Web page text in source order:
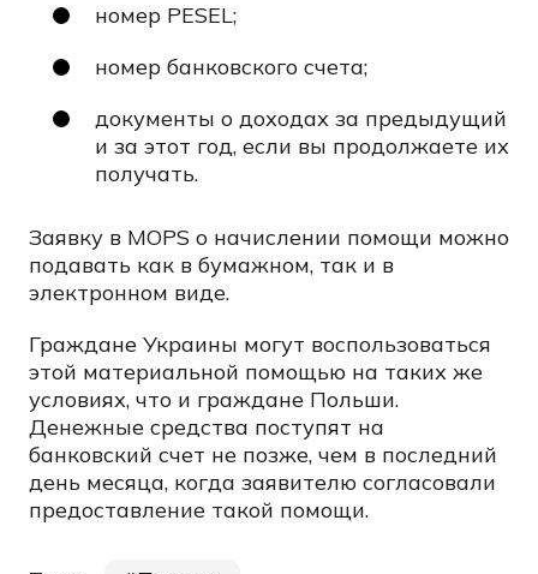
номер PESEL;
номер банковского счета;
документы о доходах за предыдущий
и за этот год, если вы продолжаете их
получать.
Заявку в MOPS о начислении помощи можно
подавать как в бумажном, так и в
электронном виде.
Граждане Украины могут воспользоваться
этой материальной помощью на таких же
условиях, что и граждане Польши.
Денежные средства поступят на
банковский счет не позже, чем в последний
день месяца, когда заявителю согласовали
предоставление такой помощи.